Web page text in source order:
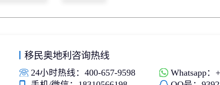
移民奥地利咨询热线
24小时热线：400-657-9598
Whatsapp：